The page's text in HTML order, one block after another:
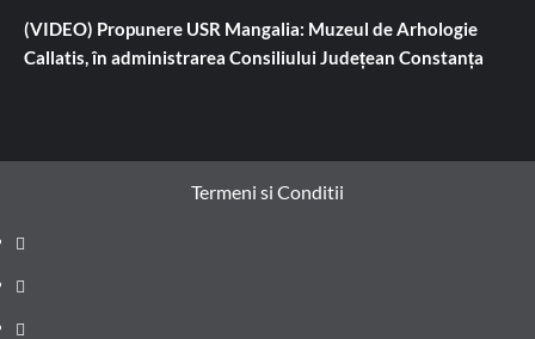
(VIDEO) Propunere USR Mangalia: Muzeul de Arhologie
Callatis, în administrarea Consiliului Județean Constanța
Termeni si Conditii
Prima
pagină
Știri
de
Administrație